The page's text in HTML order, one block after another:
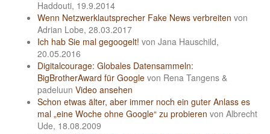
Haddouti, 19.9.2014
Wenn Netzwerklautsprecher Fake News verbreiten von
Adrian Lobe, 28.03.2017
Ich hab Sie mal gegoogelt! von Jana Hauschild,
20.05.2016
Digitalcourage: Globales Datensammeln:
BigBrotherAward für Google von Rena Tangens &
padeluun Video ansehen
Schon etwas älter, aber immer noch ein guter Anlass es
mal „eine Woche ohne Google“ zu probieren von Albrecht
Ude, 18.08.2009